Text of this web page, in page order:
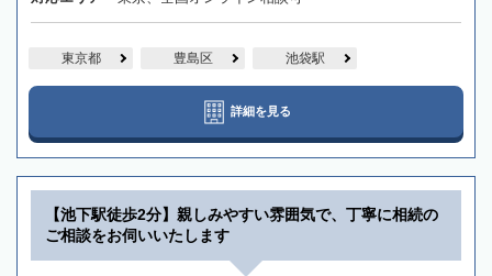
東京都 豊島区 池袋駅
詳細を見る
【池下駅徒歩2分】親しみやすい雰囲気で、丁寧に相続の
ご相談をお伺いいたします